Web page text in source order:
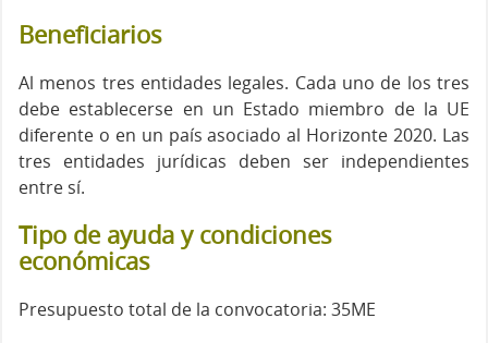
Beneficiarios
Al menos tres entidades legales. Cada uno de los tres
debe establecerse en un Estado miembro de la UE
diferente o en un país asociado al Horizonte 2020. Las
tres entidades jurídicas deben ser independientes
entre sí.
Tipo de ayuda y condiciones
económicas
Presupuesto total de la convocatoria: 35ME